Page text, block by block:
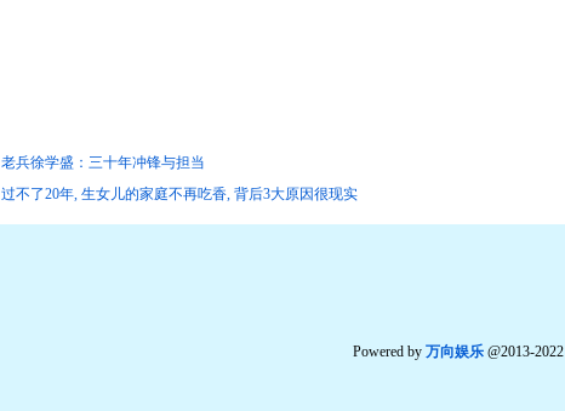
老兵徐学盛：三十年冲锋与担当
过不了20年, 生女儿的家庭不再吃香, 背后3大原因很现实
Powered by 万向娱乐 @2013-2022